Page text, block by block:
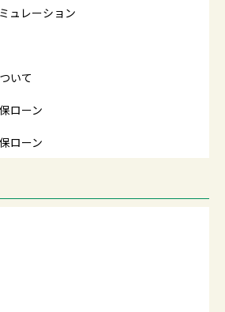
ュレーション
いて
ローン
ローン